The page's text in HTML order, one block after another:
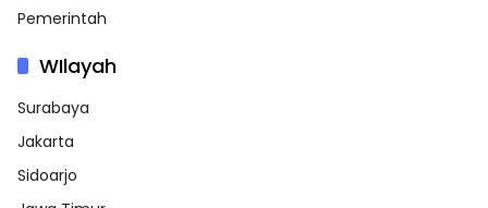
Pemerintah
WIlayah
Surabaya
Jakarta
Sidoarjo